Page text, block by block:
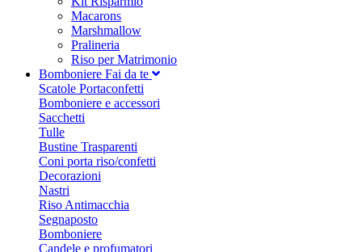
Macarons
Marshmallow
Pralineria
Riso per Matrimonio
Bomboniere Fai da te
Scatole Portaconfetti
Bomboniere e accessori
Sacchetti
Tulle
Bustine Trasparenti
Coni porta riso/confetti
Decorazioni
Nastri
Riso Antimacchia
Segnaposto
Bomboniere
Candele e profumatori